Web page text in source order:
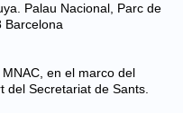
Palau Nacional, Parc de
Barcelona
en el marco del
del Secretariat de Sants.